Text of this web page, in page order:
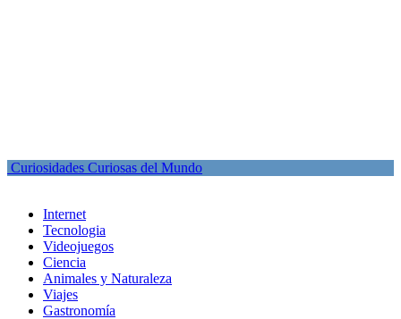
Curiosidades Curiosas del Mundo
Internet
Tecnologia
Videojuegos
Ciencia
Animales y Naturaleza
Viajes
Gastronomía